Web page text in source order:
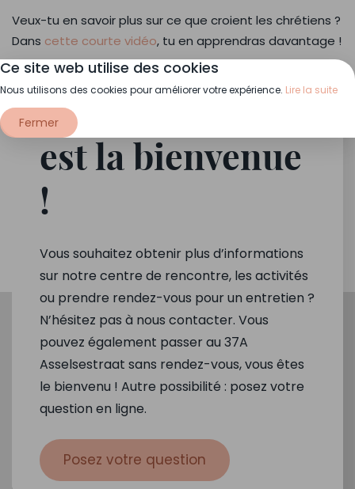
Veux-tu en savoir plus sur ce que croient les chrétiens ?
Dans cette courte vidéo, tu en apprendras davantage !
Votre question
est la bienvenue
!
Vous souhaitez obtenir plus d’informations
sur notre centre de rencontre, les activités
ou prendre rendez-vous pour un entretien ?
N’hésitez pas à nous contacter. Vous
pouvez également passer au 37A
Asselsestraat sans rendez-vous, vous êtes
le bienvenu ! Autre possibilité : posez votre
question en ligne.
Posez votre question
Ce site web utilise des cookies
Nous utilisons des cookies pour améliorer votre expérience. Lire la suite
Fermer